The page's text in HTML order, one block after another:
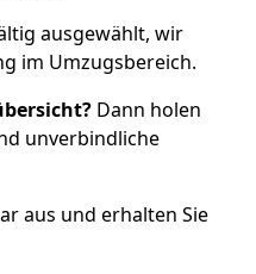
ausgewählt, wir
im Umzugsbereich.
Dann holen
unverbindliche
aus und erhalten Sie